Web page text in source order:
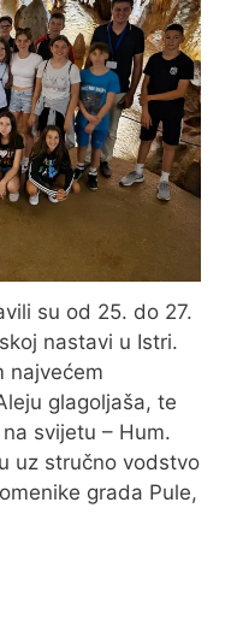
su od 25. do 27.
nastavi u Istri.
najvećem
glagoljaša, te
svijetu – Hum.
uz stručno vodstvo
grada Pule,